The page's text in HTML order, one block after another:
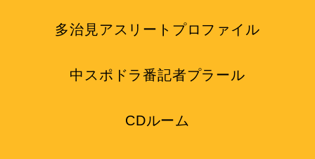
多治見アスリートプロファイル
中スポドラ番記者プラール
CDルーム